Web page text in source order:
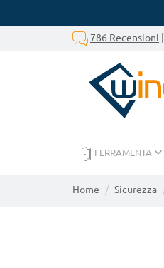
786 Recensioni
FERRAMENTA
Home Sicurezza